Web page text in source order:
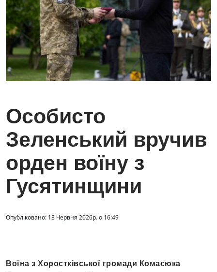
Особисто
Зеленський вручив
орден воїну з
Гусятинщини
Опубліковано: 13 Червня 2026р. о 16:49
Воїна з Хоростківської громади Комасюка